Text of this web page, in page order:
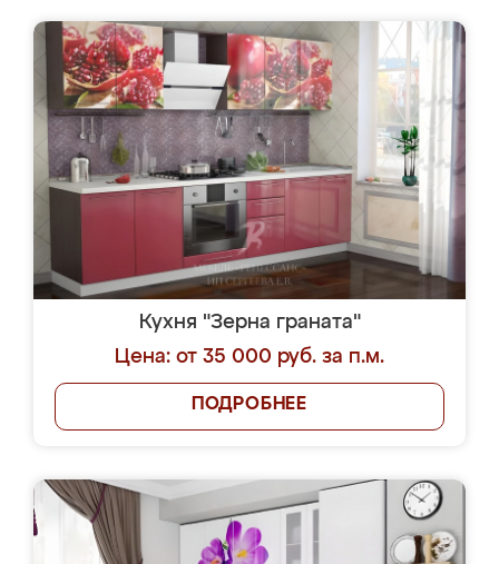
Кухня "Зерна граната"
Цена: от 35 000 руб. за п.м.
ПОДРОБНЕЕ